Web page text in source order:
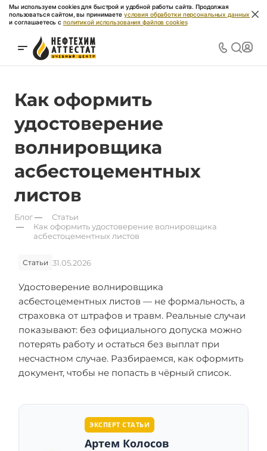
Мы используем cookies для быстрой и удобной работы сайта. Продолжая
пользоваться сайтом, вы принимаете условия обработки персональных данных
и соглашаетесь с политикой использования файлов cookies
Как оформить
удостоверение
волнировщика
асбестоцементных
листов
Блог—
Статьи
—
Как оформить удостоверение волнировщика
асбестоцементных листов
Статьи 31.05.2026
Удостоверение волнировщика
асбестоцементных листов — не формальность, а
страховка от штрафов и травм. Реальные случаи
показывают: без официального допуска можно
потерять работу и остаться без выплат при
несчастном случае. Разбираемся, как оформить
документ, чтобы не попасть в чёрный список.
ЭКСПЕРТ СТАТЬИ
Артем Колосов